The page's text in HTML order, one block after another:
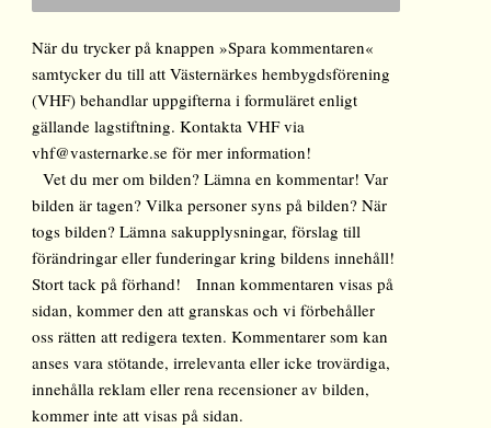
När du trycker på knappen »Spara kommentaren«
samtycker du till att Västernärkes hembygdsförening
(VHF) behandlar uppgifterna i formuläret enligt
gällande lagstiftning. Kontakta VHF via
vhf@vasternarke.se för mer information!
Vet du mer om bilden? Lämna en kommentar! Var
bilden är tagen? Vilka personer syns på bilden? När
togs bilden? Lämna sakupplysningar, förslag till
förändringar eller funderingar kring bildens innehåll!
Stort tack på förhand! Innan kommentaren visas på
sidan, kommer den att granskas och vi förbehåller
oss rätten att redigera texten. Kommentarer som kan
anses vara stötande, irrelevanta eller icke trovärdiga,
innehålla reklam eller rena recensioner av bilden,
kommer inte att visas på sidan.